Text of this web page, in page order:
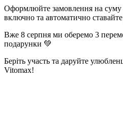
Оформлюйте замовлення на суму
включно та автоматично
Вже 8 серпня ми оберемо 3
подарунки 💚
Беріть участь та даруйте
Vitomax!